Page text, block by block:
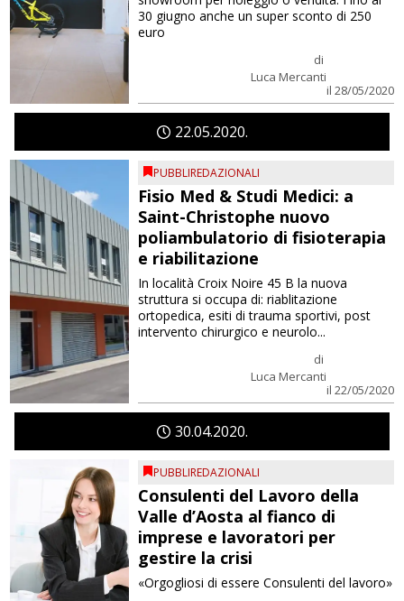
di
Luca Mercanti
il 28/05/2020
30 giugno anche un super sconto di 250
euro
2205 2020
PUBBLIREDAZIONALI
Fisio Med & Studi Medici: a
Saint-Christophe nuovo
poliambulatorio di fisioterapia
e riabilitazione
di
Luca Mercanti
il 22/05/2020
In località Croix Noire 45 B la nuova
struttura si occupa di: riablitazione
ortopedica, esiti di trauma sportivi, post
intervento chirurgico e neurolo...
3004 2020
PUBBLIREDAZIONALI
Consulenti del Lavoro della
Valle d’Aosta al fianco di
imprese e lavoratori per
gestire la crisi
«Orgogliosi di essere Consulenti del lavoro»